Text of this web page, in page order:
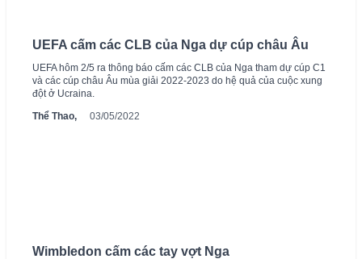
UEFA cấm các CLB của Nga dự cúp châu Âu
UEFA hôm 2/5 ra thông báo cấm các CLB của Nga tham dự cúp C1
và các cúp châu Âu mùa giải 2022-2023 do hệ quả của cuộc xung
đột ở Ucraina.
Thể Thao,
03/05/2022
Wimbledon cấm các tay vợt Nga